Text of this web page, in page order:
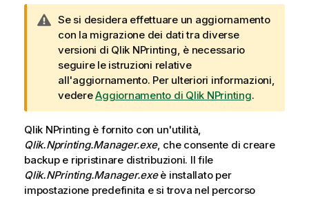
v
v
i
s
o
N
o
t
a
d
i
a
v
v
i
s
o
Se si desidera effettuare un aggiornamento
con la migrazione dei dati tra diverse
versioni di Qlik NPrinting, è necessario
seguire le istruzioni relative
all'aggiornamento. Per ulteriori informazioni,
vedereAggiornamento di Qlik NPrinting.
Qlik NPrinting è fornito con un'utilità,
Qlik.Nprinting.Manager.exe, che consente di creare
backup e ripristinare distribuzioni. Il file
Qlik.NPrinting.Manager.exeè installato per
impostazione predefinita e si trova nel percorso